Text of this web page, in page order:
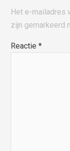
Het e-mailadres
zijn gemarkeerd
Reactie*